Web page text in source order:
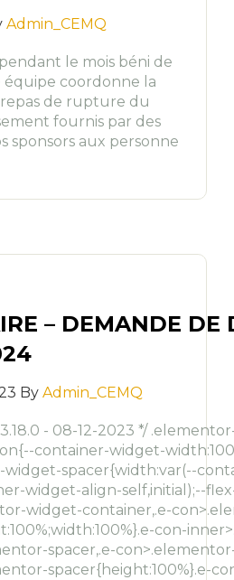
Admin_CEMQ
le mois béni de
équipe coordonne la
de rupture du
fournis par des
sponsors aux personne
– DEMANDE
By Admin_CEMQ
- 08-12-2023 */
container-widget-
spacer{width:var(--
widget-align-self,initial);--
widget-container,.e-
con-
spacer,.e-
spacer{height:100%}.e-